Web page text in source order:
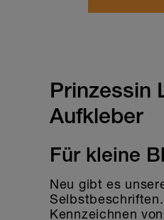
Prinzessin
Aufkleber
Für kleine
Neu gibt es
Kennzeichnen